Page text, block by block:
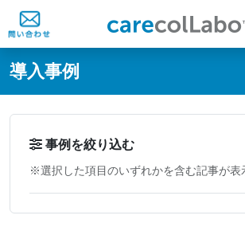
@ -0,0 +1,60 @@
導入事例
事例を絞り込む
※選択した項目のいずれかを含む記事が表